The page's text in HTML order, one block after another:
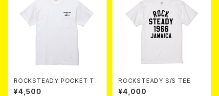
ROCKSTEADY POCKET TE
E
¥4,500
ROCKSTEADY S/S TEE
¥4,000